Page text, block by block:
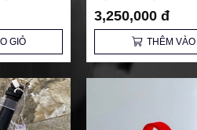
GIỎ
Giải Pháp Hoàn
Sửa Đồng Hồ
3,250,000 đ
THÊM VÀO